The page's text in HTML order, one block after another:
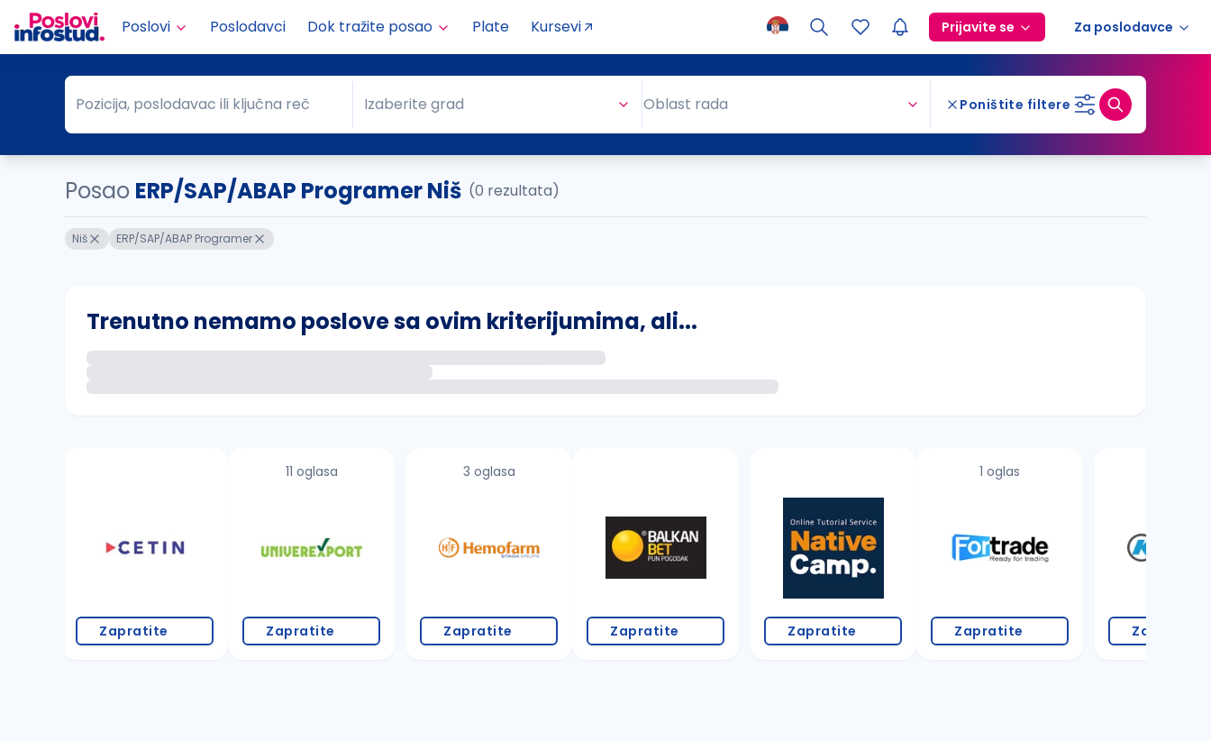
Poslovi Poslodavci Dok tražite posao Plate Kursevi Prijavite se Za poslodavce
Pozicija, poslodavac ili ključna reč
Pozicija, poslodavac ili ključna reč Grad
Izaberite grad Oblast rada Poništite filtere
Posao ERP/SAP/ABAP Programer Niš (0 rezultata)
Niš ERP/SAP/ABAP Programer
Trenutno nemamo poslove sa ovim kriterijumima, ali...
proverite pravopisne greške (koristite č, ć, š, đ, ž, dž)
Zapratite
11 oglasa
Zapratite
3 oglasa
Zapratite Zapratite Zapratite
1 oglas
Zapratite Zapratite